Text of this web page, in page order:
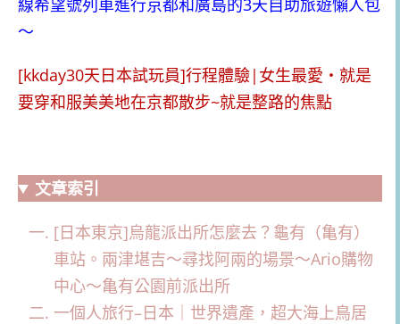
線希望號列車進行京都和廣島的3天自助旅遊懶人包
～
[kkday30天日本試玩員]行程體驗|女生最愛・就是
要穿和服美美地在京都散步~就是整路的焦點
文章索引
[日本東京]烏龍派出所怎麼去？龜有（亀有）
車站。兩津堪吉～尋找阿兩的場景～Ario購物
中心～亀有公園前派出所
一個人旅行–日本｜世界遺產，超大海上鳥居